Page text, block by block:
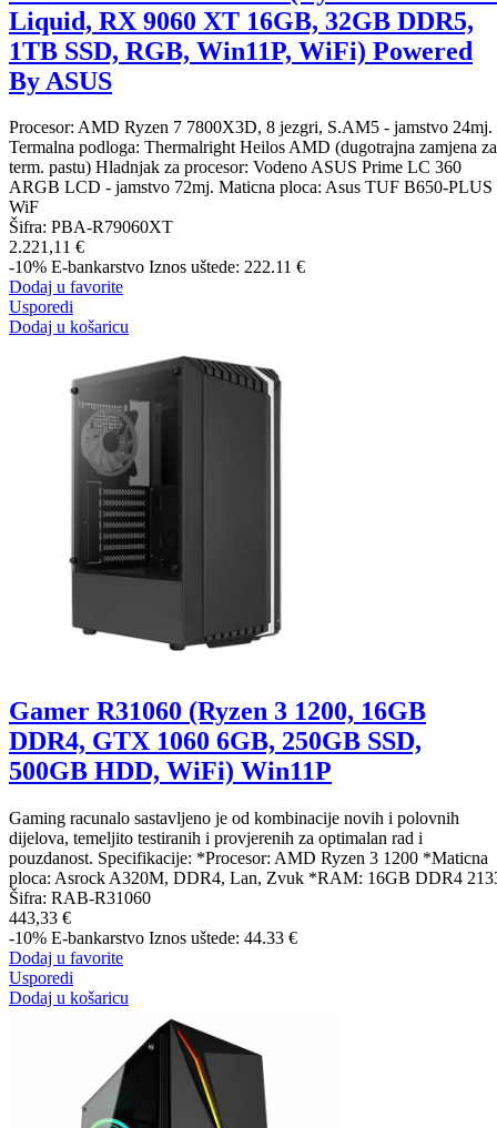
Liquid, RX 9060 XT 16GB, 32GB DDR5,
1TB SSD, RGB, Win11P, WiFi) Powered
By ASUS
Procesor: AMD Ryzen 7 7800X3D, 8 jezgri, S.AM5 - jamstvo 24mj.
Termalna podloga: Thermalright Heilos AMD (dugotrajna zamjena za
term. pastu) Hladnjak za procesor: Vodeno ASUS Prime LC 360
ARGB LCD - jamstvo 72mj. Maticna ploca: Asus TUF B650-PLUS
WiF
Šifra: PBA-R79060XT
2.221,11 €
-10% E-bankarstvo Iznos uštede: 222.11 €
Dodaj u favorite
Usporedi
Dodaj u košaricu
Gamer R31060 (Ryzen 3 1200, 16GB
DDR4, GTX 1060 6GB, 250GB SSD,
500GB HDD, WiFi) Win11P
Gaming racunalo sastavljeno je od kombinacije novih i polovnih
dijelova, temeljito testiranih i provjerenih za optimalan rad i
pouzdanost. Specifikacije: *Procesor: AMD Ryzen 3 1200 *Maticna
ploca: Asrock A320M, DDR4, Lan, Zvuk *RAM: 16GB DDR4
Šifra: RAB-R31060
443,33 €
-10% E-bankarstvo Iznos uštede: 44.33 €
Dodaj u favorite
Usporedi
Dodaj u košaricu